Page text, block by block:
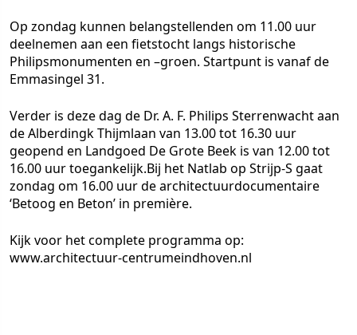
Op zondag kunnen belangstellenden om 11.00 uur
deelnemen aan een fietstocht langs historische
Philipsmonumenten en –groen. Startpunt is vanaf de
Emmasingel 31.
Verder is deze dag de Dr. A. F. Philips Sterrenwacht aan
de Alberdingk Thijmlaan van 13.00 tot 16.30 uur
geopend en Landgoed De Grote Beek is van 12.00 tot
16.00 uur toegankelijk.Bij het Natlab op Strijp-S gaat
zondag om 16.00 uur de architectuurdocumentaire
‘Betoog en Beton’ in première.
Kijk voor het complete programma op:
www.architectuur-centrumeindhoven.nl